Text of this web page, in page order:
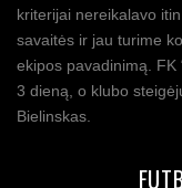
kriterijai nereikalavo
savaitės ir jau turime
ekipos pavadinimą. FK
3 dieną, o klubo
Bielinskas.